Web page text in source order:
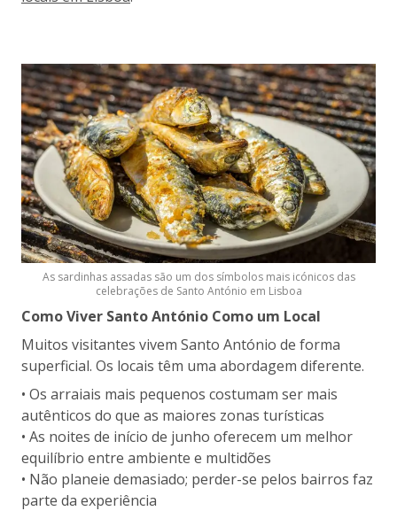
As sardinhas assadas são um dos símbolos mais icónicos das
celebrações de Santo António em Lisboa
Como Viver Santo António Como um Local
Muitos visitantes vivem Santo António de forma
superficial. Os locais têm uma abordagem diferente.
• Os arraiais mais pequenos costumam ser mais
autênticos do que as maiores zonas turísticas
• As noites de início de junho oferecem um melhor
equilíbrio entre ambiente e multidões
• Não planeie demasiado; perder-se pelos bairros faz
parte da experiência